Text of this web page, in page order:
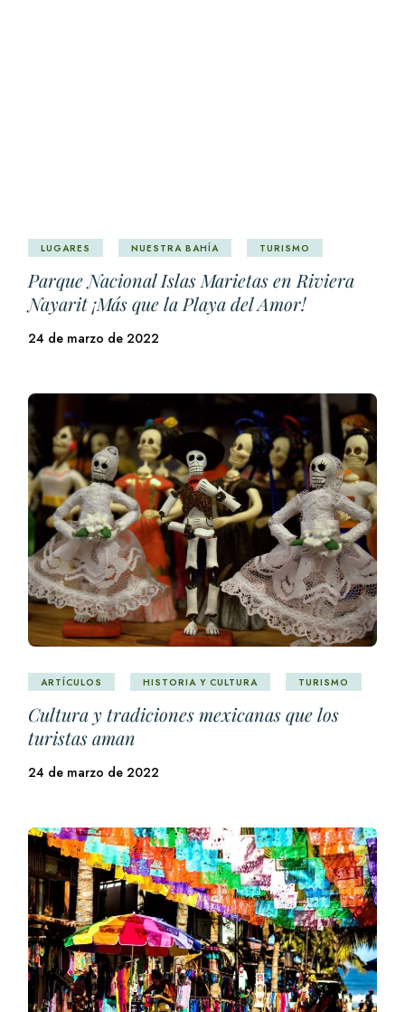
LUGARES NUESTRA BAHÍA TURISMO
Parque Nacional Islas Marietas en Riviera
Nayarit ¡Más que la Playa del Amor!
24 de marzo de 2022
ARTÍCULOS HISTORIA Y CULTURA TURISMO
Cultura y tradiciones mexicanas que los
turistas aman
24 de marzo de 2022